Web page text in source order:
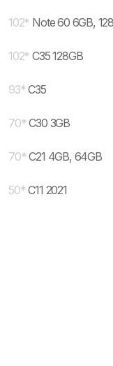
102* Note 60 6GB,
102* C35 128GB
93* C35
70* C30 3GB
70* C21 4GB, 64GB
50* C11 2021